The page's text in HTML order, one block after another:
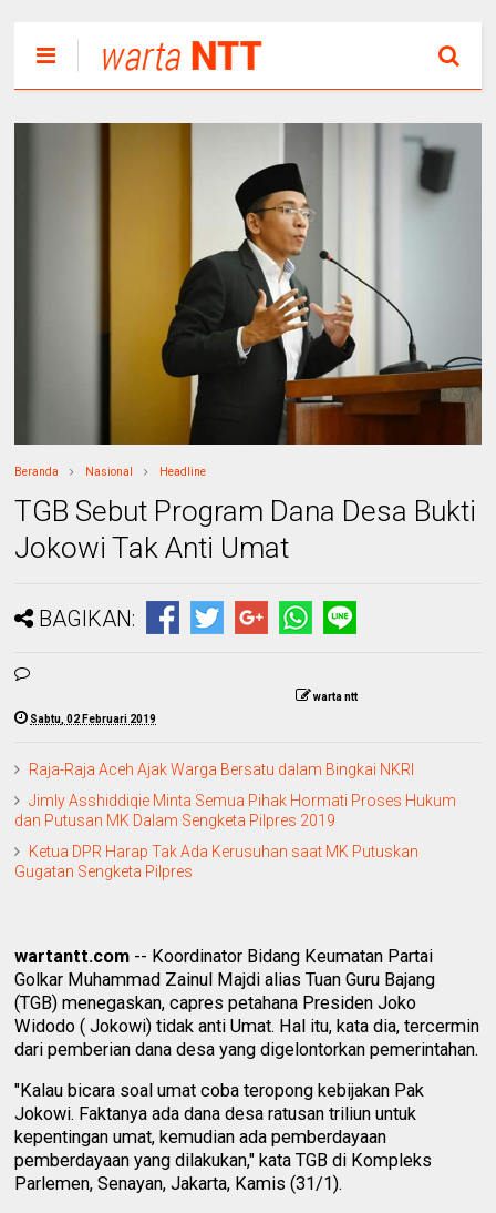
Beranda Nasional Headline
TGB Sebut Program Dana Desa Bukti
Jokowi Tak Anti Umat
BAGIKAN:
warta ntt
Sabtu, 02 Februari 2019
Raja-Raja Aceh Ajak Warga Bersatu dalam Bingkai NKRI
Jimly Asshiddiqie Minta Semua Pihak Hormati Proses Hukum
dan Putusan MK Dalam Sengketa Pilpres 2019
Ketua DPR Harap Tak Ada Kerusuhan saat MK Putuskan
Gugatan Sengketa Pilpres
wartantt.com -- Koordinator Bidang Keumatan Partai
Golkar Muhammad Zainul Majdi alias Tuan Guru Bajang
(TGB) menegaskan, capres petahana Presiden Joko
Widodo ( Jokowi) tidak anti Umat. Hal itu, kata dia, tercermin
dari pemberian dana desa yang digelontorkan pemerintahan.
"Kalau bicara soal umat coba teropong kebijakan Pak
Jokowi. Faktanya ada dana desa ratusan triliun untuk
kepentingan umat, kemudian ada pemberdayaan
pemberdayaan yang dilakukan," kata TGB di Kompleks
Parlemen, Senayan, Jakarta, Kamis (31/1).